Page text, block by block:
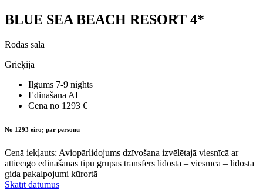
BLUE SEA BEACH RESORT 4*
Rodas sala
Grieķija
Ilgums 7-9 nights
Ēdinašana AI
Cena no 1293 €
No 1293 eiro; par personu
Cenā iekļauts: Aviopārlidojums dzīvošana izvēlētajā viesnīcā ar
attiecīgo ēdināšanas tipu grupas transfērs lidosta – viesnīca – lidosta
gida pakalpojumi kūrortā
Skatīt datumus